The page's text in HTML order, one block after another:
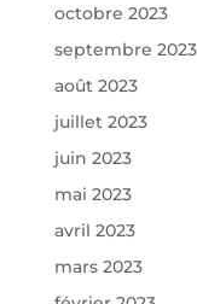
octobre 2023
septembre 2023
août 2023
juillet 2023
juin 2023
mai 2023
avril 2023
mars 2023